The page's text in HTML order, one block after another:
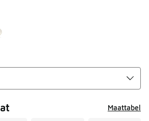
Maattabel